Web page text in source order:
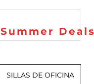
Summer Deals
SILLAS DE OFICINA